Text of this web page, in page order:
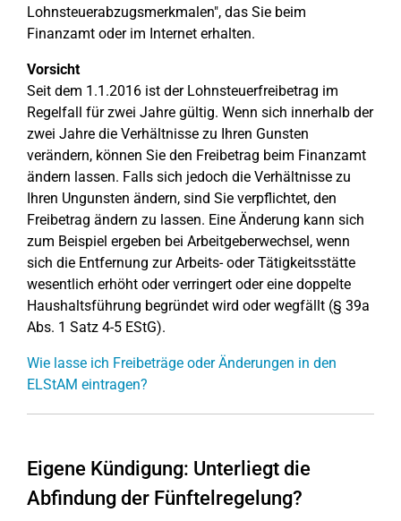
Lohnsteuerabzugsmerkmalen", das Sie beim
Finanzamt oder im Internet erhalten.
Vorsicht
Seit dem 1.1.2016 ist der Lohnsteuerfreibetrag im
Regelfall für zwei Jahre gültig. Wenn sich innerhalb der
zwei Jahre die Verhältnisse zu Ihren Gunsten
verändern, können Sie den Freibetrag beim Finanzamt
ändern lassen. Falls sich jedoch die Verhältnisse zu
Ihren Ungunsten ändern, sind Sie verpflichtet, den
Freibetrag ändern zu lassen. Eine Änderung kann sich
zum Beispiel ergeben bei Arbeitgeberwechsel, wenn
sich die Entfernung zur Arbeits- oder Tätigkeitsstätte
wesentlich erhöht oder verringert oder eine doppelte
Haushaltsführung begründet wird oder wegfällt (§ 39a
Abs. 1 Satz 4-5 EStG).
Wie lasse ich Freibeträge oder Änderungen in den
ELStAM eintragen?
Eigene Kündigung: Unterliegt die
Abfindung der Fünftelregelung?